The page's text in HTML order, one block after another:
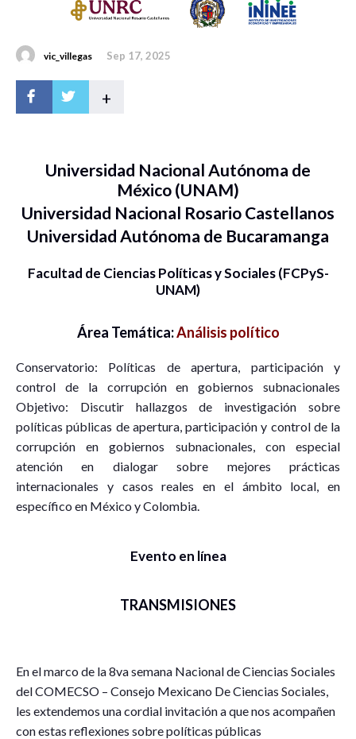
vic_villegas Sep 17, 2025
+
Universidad Nacional Autónoma de
México (UNAM)
Universidad Nacional Rosario Castellanos
Universidad Autónoma de Bucaramanga
Facultad de Ciencias Políticas y Sociales (FCPyS-
UNAM)
Área Temática:Análisis político
Conservatorio: Políticas de apertura, participación y
control de la corrupción en gobiernos subnacionales
Objetivo: Discutir hallazgos de investigación sobre
políticas públicas de apertura, participación y control de la
corrupción en gobiernos subnacionales, con especial
atención en dialogar sobre mejores prácticas
internacionales y casos reales en el ámbito local, en
específico en México y Colombia.
Evento en línea
TRANSMISIONES
En el marco de la 8va semana Nacional de Ciencias Sociales
del COMECSO – Consejo Mexicano De Ciencias Sociales,
les extendemos una cordial invitación a que nos acompañen
con estas reflexiones sobre políticas públicas